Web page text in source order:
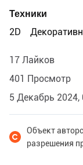
Техники
2D
17 Лайков
401 Просмотр
5 Декабрь 2024,
Объект
разрешения